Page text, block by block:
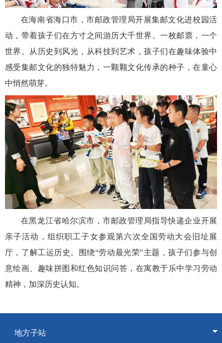
在海南省海口市，市邮政管理局开展集邮文化进校园活
动，带着孩子们在方寸之间游历大千世界。一枚邮票，一个
世界。从历史到风光，从科技到艺术，孩子们在趣味体验中
感受集邮文化的独特魅力，一颗颗文化传承的种子，在童心
中悄然萌芽。
在黑龙江省哈尔滨市，市邮政管理局指导快递企业开展
亲子活动，组织职工子女参观第六次全国劳动大会旧址展
厅，了解工运历史。围绕“劳动最光荣”主题，孩子们参与创
意绘画、趣味拼图和红色知识问答，在寓教于乐中学习劳动
精神，加深历史认知。
地方子站